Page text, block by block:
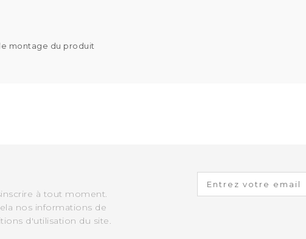
montage du produit
à tout moment.
nos informations de
d'utilisation du site.